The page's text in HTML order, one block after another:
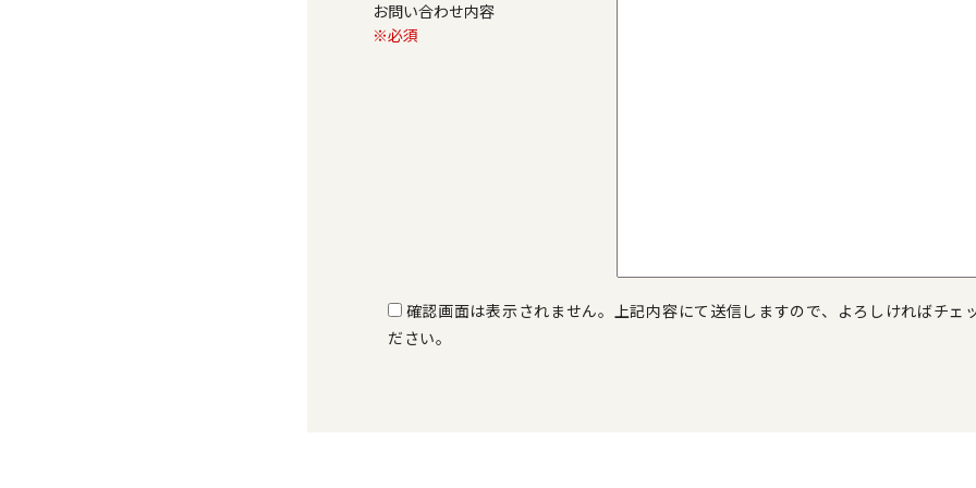
お問い合わせ内容
※必須
確認画面は表示されません。上記内容にて送信しますので、よろしければチェ
ださい。